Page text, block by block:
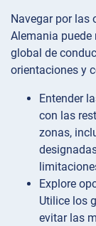
Navegar por las
Alemania puede
global de
orientaciones y
Entender
con las
zonas,
Explore
Utilice los
evitar las